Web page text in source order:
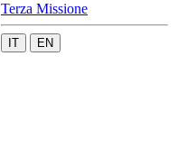
Terza Missione
IT EN